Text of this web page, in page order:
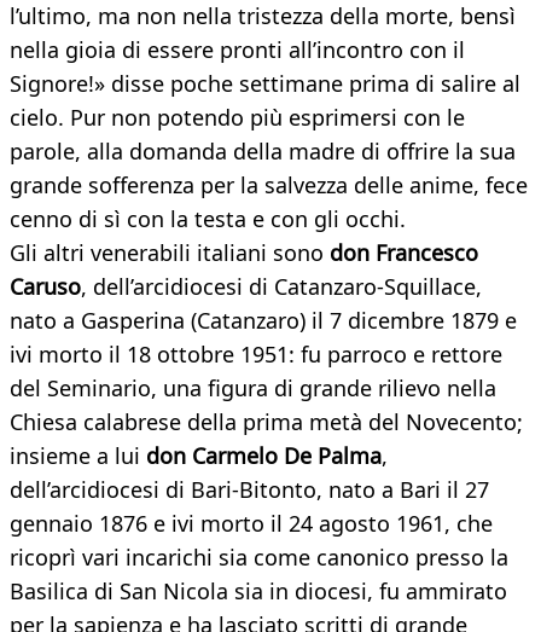
l’ultimo, ma non nella tristezza della morte, bensì
nella gioia di essere pronti all’incontro con il
Signore!» disse poche settimane prima di salire al
cielo. Pur non potendo più esprimersi con le
parole, alla domanda della madre di offrire la sua
grande sofferenza per la salvezza delle anime, fece
cenno di sì con la testa e con gli occhi.
Gli altri venerabili italiani sono don Francesco
Caruso, dell’arcidiocesi di Catanzaro-Squillace,
nato a Gasperina (Catanzaro) il 7 dicembre 1879 e
ivi morto il 18 ottobre 1951: fu parroco e rettore
del Seminario, una figura di grande rilievo nella
Chiesa calabrese della prima metà del Novecento;
insieme a lui don Carmelo De Palma,
dell’arcidiocesi di Bari-Bitonto, nato a Bari il 27
gennaio 1876 e ivi morto il 24 agosto 1961, che
ricoprì vari incarichi sia come canonico presso la
Basilica di San Nicola sia in diocesi, fu ammirato
per la sapienza e ha lasciato scritti di grande